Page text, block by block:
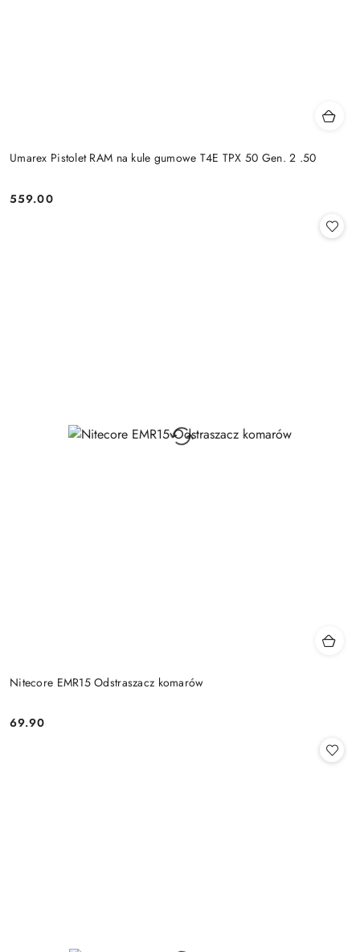
Umarex Pistolet RAM na kule gumowe T4E TPX 50 Gen. 2 .50
Cena:
559.00
Nitecore EMR15 Odstraszacz komarów
Cena:
69.90